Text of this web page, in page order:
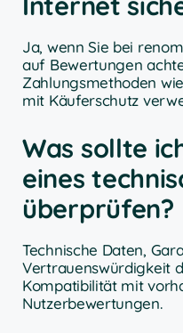
Ja, wenn Sie bei
auf Bewertungen
Zahlungsmethoden
mit Käuferschutz
Was sollte
eines
überprüfen?
Technische Daten,
Vertrauenswürdigkeit
Kompatibilität mit
Nutzerbewertungen.